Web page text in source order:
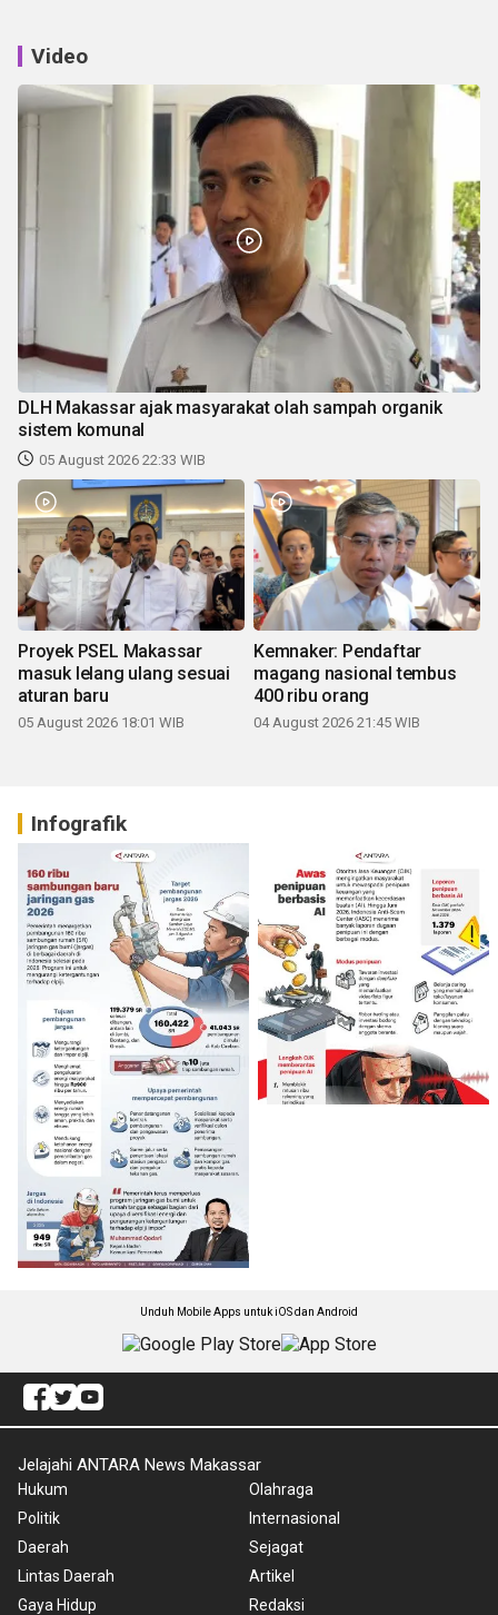
Video
DLH Makassar ajak masyarakat olah sampah organik
sistem komunal
05 August 2026 22:33 WIB
Proyek PSEL Makassar
masuk lelang ulang sesuai
aturan baru
05 August 2026 18:01 WIB
Kemnaker: Pendaftar
magang nasional tembus
400 ribu orang
04 August 2026 21:45 WIB
Infografik
Unduh Mobile Apps untuk iOS dan Android
Jelajahi ANTARA News Makassar
Hukum
Politik
Daerah
Lintas Daerah
Gaya Hidup
Olahraga
Internasional
Sejagat
Artikel
Redaksi